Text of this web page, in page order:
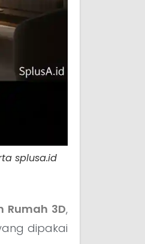
splusa.id
Rumah 3D,
dipakai